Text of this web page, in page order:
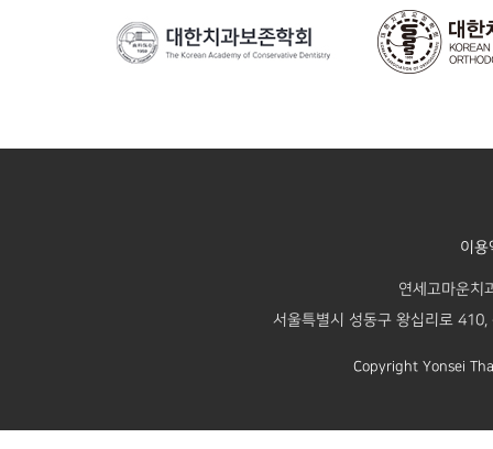
이용
연세고마운
서울특별시 성동구 왕십리로
Copyright Yonsei